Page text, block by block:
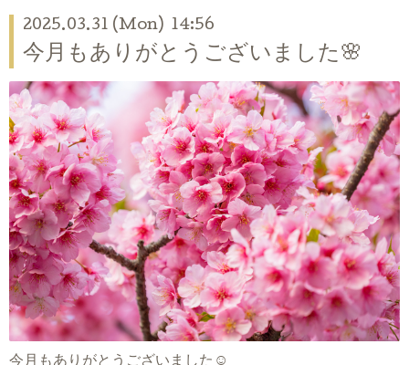
2025.03.31 (Mon) 14:56
今月もありがとうございました🌸
今月もありがとうございました☺